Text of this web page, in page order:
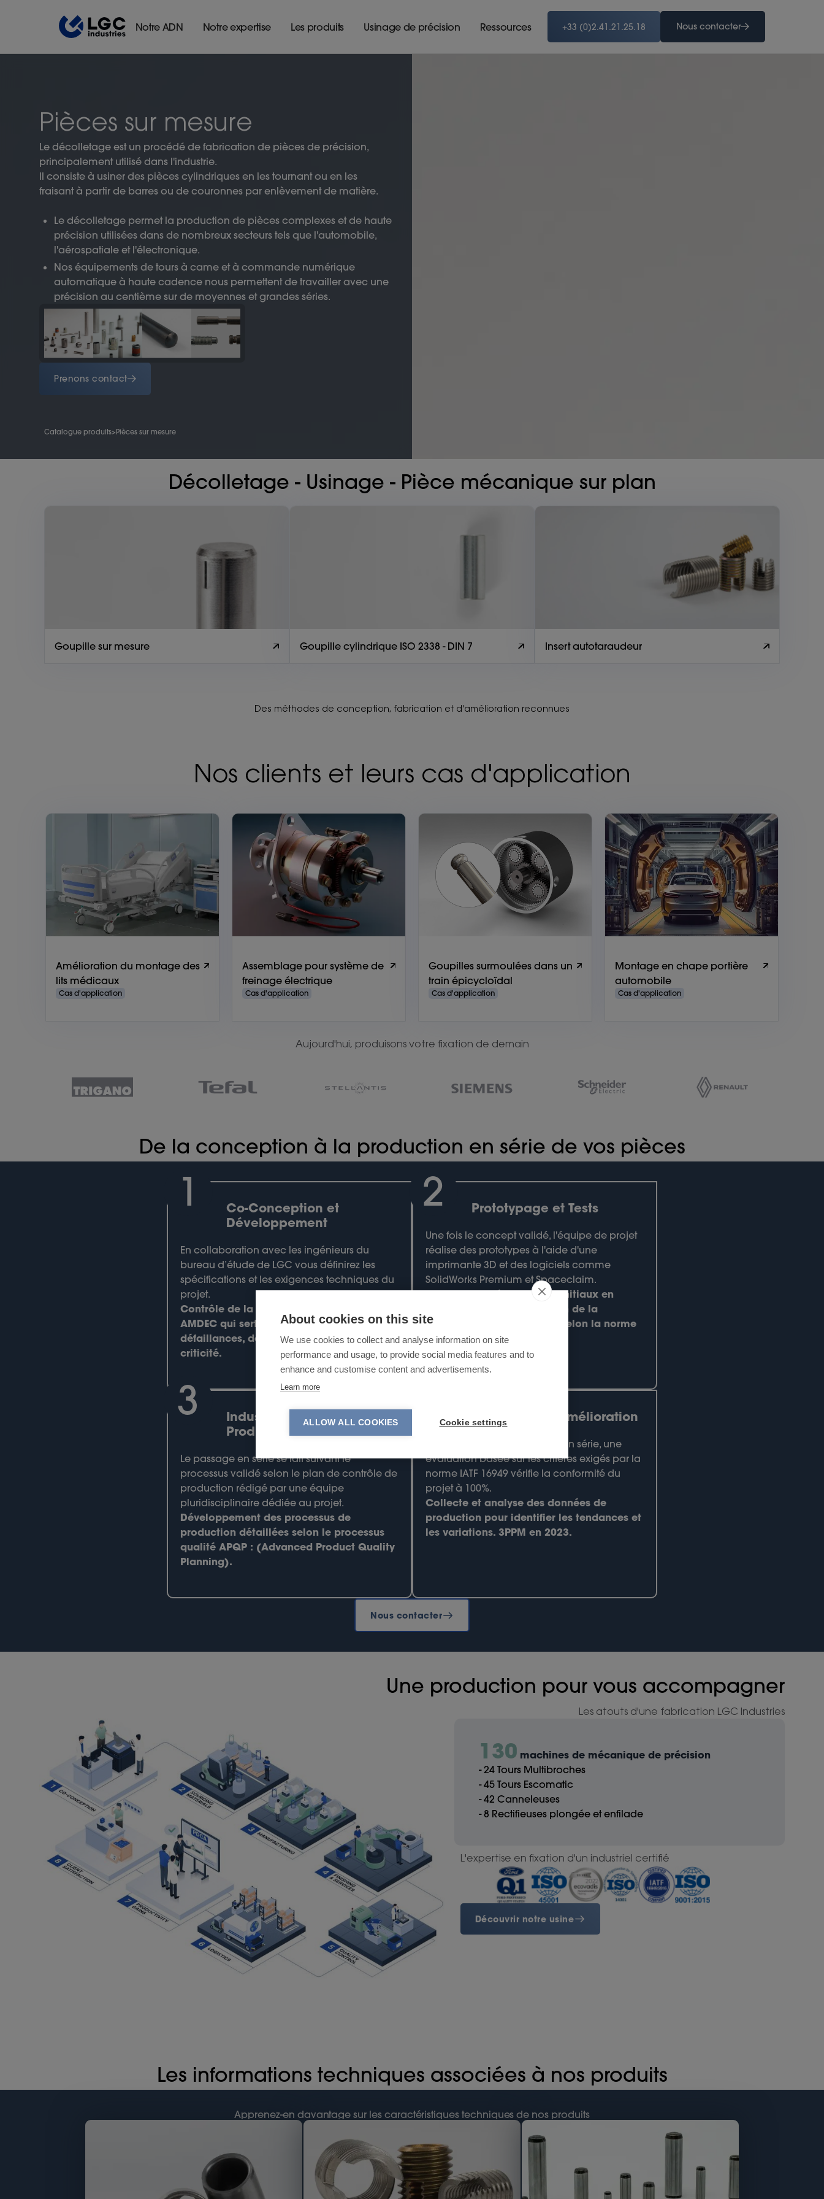
About cookies on this site
We use cookies to collect and analyse information on site
performance and usage, to provide social media features and to
enhance and customise content and advertisements.
Learn more
ALLOW ALL COOKIES Cookie settings
Notre ADN Notre expertise Les produits Usinage de précision Ressources +33 (0)2.41.21.25.18 Nous contacter
Pièces sur mesure
Le décolletage est un procédé de fabrication de pièces de précision,
principalement utilisé dans l'industrie.
Il consiste à usiner des pièces cylindriques en les tournant ou en les
fraisant à partir de barres ou de couronnes par enlèvement de matière.
Le décolletage permet la production de pièces complexes et de haute
précision utilisées dans de nombreux secteurs tels que l'automobile,
l'aérospatiale et l'électronique.
Nos équipements de tours à came et à commande numérique
automatique à haute cadence nous permettent de travailler avec une
précision au centième sur de moyennes et grandes séries.
Prenons contact
Catalogue produits> Pièces sur mesure
Décolletage - Usinage - Pièce mécanique sur plan
Goupille sur mesure Goupille cylindrique ISO 2338 - DIN 7 Insert autotaraudeur
Des méthodes de conception, fabrication et d'amélioration reconnues
Nos clients et leurs cas d'application
Amélioration du montage des
lits médicaux
Cas d'application
Assemblage pour système de
freinage électrique
Cas d'application
Goupilles surmoulées dans un
train épicycloïdal
Cas d'application
Montage en chape portière
automobile
Cas d'application
Aujourd'hui, produisons votre fixation de demain
De la conception à la production en série de vos pièces
1
Co-Conception et
Développement
En collaboration avec les ingénieurs du
bureau d’étude de LGC vous définirez les
spécifications et les exigences techniques du
projet.
Contrôle de la faisabilité grâce à l'outil
AMDEC qui sert à analyser les modes de
défaillances, de leurs effets et de leur
criticité.
2 Prototypage et Tests
Une fois le concept validé, l'équipe de projet
réalise des prototypes à l'aide d'une
imprimante 3D et des logiciels comme
SolidWorks Premium et Spaceclaim.
Fabrication d'échantillons initiaux en
moyenne série, et validation de la
production avec des PPAP selon la norme
IATF 16949.
3 Industrialisationet
Production
Le passage en série se fait suivant le
processus validé selon le plan de contrôle de
production rédigé par une équipe
pluridisciplinaire dédiée au projet.
Développement des processus de
production détaillées selon le processus
qualité APQP : (Advanced Product Quality
Planning).
Évaluation et Amélioration
Après 3 à 6 mois de production série, une
évaluation basée sur les critères exigés par la
norme IATF 16949 vérifie la conformité du
projet à 100%.
Collecte et analyse des données de
production pour identifier les tendances et
les variations. 3PPM en 2023.
Nous contacter
Une production pour vous accompagner
Les atouts d'une fabrication LGC Industries
130 machines de mécanique de précision
- 24 Tours Multibroches
- 45 Tours Escomatic
- 42 Canneleuses
- 8 Rectifieuses plongée et enfilade
L'expertise en fixation d'un industriel certifié
Découvrir notre usine
Les informations techniques associées à nos produits
Apprenez-en davantage sur les caractéristiques techniques de nos produits